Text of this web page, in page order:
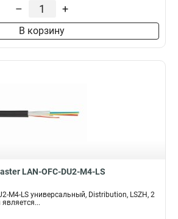
– +
В корзину
LAN-OFC-DU2-M4-LS
M4-LS универсальный, Distribution, LSZH, 2